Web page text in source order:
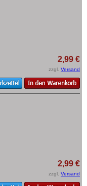
2,99 €
zzgl. Versand
2,99 €
zzgl. Versand